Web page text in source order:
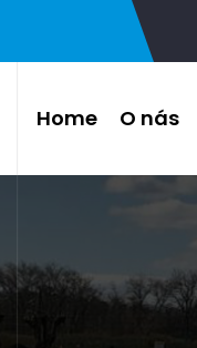
Home O nás